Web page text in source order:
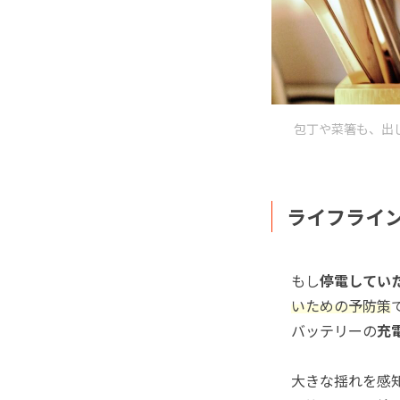
包丁や菜箸も、出
ライフライ
もし停電してい
いための予防策
バッテリーの充
大きな揺れを感